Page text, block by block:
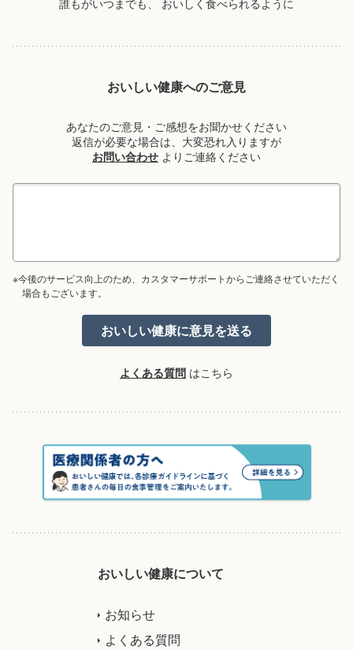
誰もがいつまでも、 おいしく食べられるように
おいしい健康へのご意見
あなたのご意見・ご感想をお聞かせください
返信が必要な場合は、大変恐れ入りますが
お問い合わせ よりご連絡ください
※今後のサービス向上のため、カスタマーサポートからご連絡させていただく
場合もございます。
よくある質問 はこちら
おいしい健康について
お知らせ
よくある質問